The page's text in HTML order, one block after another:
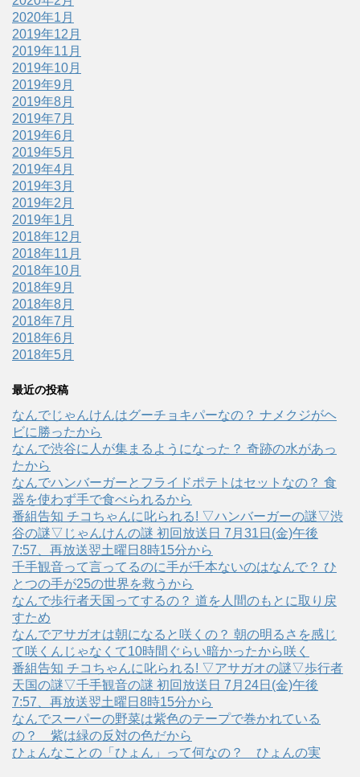
2020年1月
2019年12月
2019年11月
2019年10月
2019年9月
2019年8月
2019年7月
2019年6月
2019年5月
2019年4月
2019年3月
2019年2月
2019年1月
2018年12月
2018年11月
2018年10月
2018年9月
2018年8月
2018年7月
2018年6月
2018年5月
最近の投稿
なんでじゃんけんはグーチョキパーなの？ ナメクジがヘ
ビに勝ったから
なんで渋谷に人が集まるようになった？ 奇跡の水があっ
たから
なんでハンバーガーとフライドポテトはセットなの？ 食
器を使わず手で食べられるから
番組告知 チコちゃんに叱られる! ▽ハンバーガーの謎▽渋
谷の謎▽じゃんけんの謎 初回放送日 7月31日(金)午後
7:57、再放送翌土曜日8時15分から
千手観音って言ってるのに手が千本ないのはなんで？ ひ
とつの手が25の世界を救うから
なんで歩行者天国ってするの？ 道を人間のもとに取り戻
すため
なんでアサガオは朝になると咲くの？ 朝の明るさを感じ
て咲くんじゃなくて10時間ぐらい暗かったから咲く
番組告知 チコちゃんに叱られる! ▽アサガオの謎▽歩行者
天国の謎▽千手観音の謎 初回放送日 7月24日(金)午後
7:57、再放送翌土曜日8時15分から
なんでスーパーの野菜は紫色のテープで巻かれている
の？ 紫は緑の反対の色だから
ひょんなことの「ひょん」って何なの？ ひょんの実